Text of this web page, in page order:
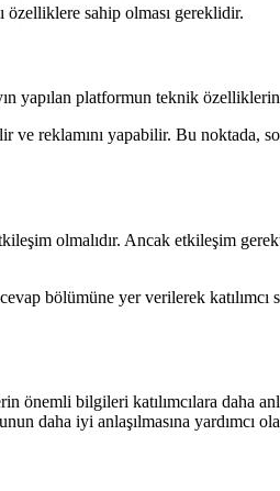
özelliklere sahip olması gereklidir.
yapılan platformun teknik özelliklerine
ve reklamını yapabilir. Bu noktada,
olmalıdır. Ancak etkileşim
bölümüne yer verilerek
önemli bilgileri katılımcılara daha
daha iyi anlaşılmasına yardımcı